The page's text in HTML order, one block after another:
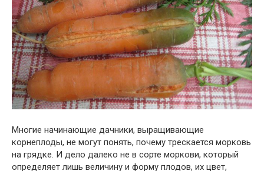
Многие начинающие дачники, выращивающие
корнеплоды, не могут понять, почему трескается морковь
на грядке. И дело далеко не в сорте моркови, который
определяет лишь величину и форму плодов, их цвет,